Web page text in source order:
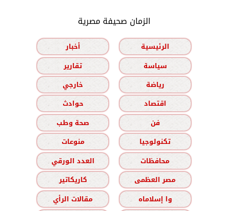
الزمان صحيفة مصرية
الرئيسية
أخبار
سياسة
تقارير
رياضة
خارجي
اقتصاد
حوادث
فن
صحة وطب
تكنولوجيا
منوعات
محافظات
العدد الورقي
مصر العظمى
كاريكاتير
وا إسلاماه
مقالات الرأي